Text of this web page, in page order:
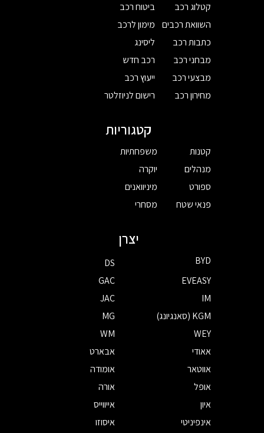
קטלוג רכב
השוואת רכבים
כתבות רכב
מבחני רכב
מבצעי רכב
מחירון רכב
ביטוח רכב
מימון לרכב
ליסינג
רכב חדש
ייעוץ רכב
רישום לניוזלטר
קטגוריות
קטנות
מנהלים
ספורט
פנאי שטח
משפחתיות
יוקרה
מיניוואנים
מסחרי
יצרן
BYD
DS
EVEASY
GAC
IM
JAC
KGM (סאנגיונג)
MG
WEY
WM
אאודי
אבארט
אווטאר
אומודה
אופל
אורה
איון
אייווייס
אינפיניטי
איסוזו